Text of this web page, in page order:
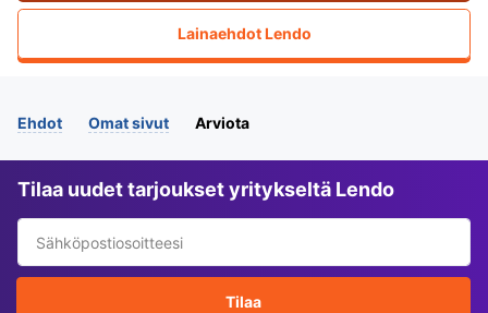
LainaehdotLendo
Ehdot Omat sivut Arviota
Tilaa uudet tarjoukset yritykseltä Lendo
Tilaa